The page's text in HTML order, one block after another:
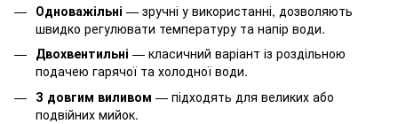
Одноважільні — зручні у використанні, дозволяють
швидко регулювати температуру та напір води.
Двохвентильні — класичний варіант із роздільною
подачею гарячої та холодної води.
З довгим виливом — підходять для великих або
подвійних мийок.